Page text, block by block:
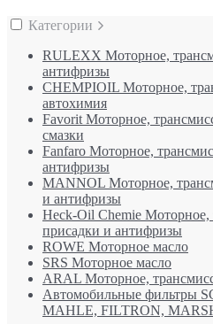
Категории
RULEXX Моторное,
антифризы
CHEMPIOIL Моторное,
автохимия
Favorit Моторное,
смазки
Fanfaro Моторное,
антифризы
MANNOL Моторное,
и антифризы
Heck-Oil Chemie Моторное,
присадки и антифризы
ROWE Моторное масло
SRS Моторное масло
ARAL Моторное,
Автомобильные фильтры
MAHLE, FILTRON,